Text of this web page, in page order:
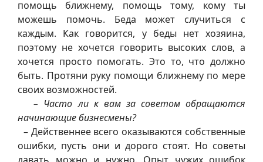
помощь ближнему, помощь тому, кому ты
можешь помочь. Беда может случиться с
каждым. Как говорится, у беды нет хозяина,
поэтому не хочется говорить высоких слов, а
хочется просто помогать. Это то, что должно
быть. Протяни руку помощи ближнему по мере
своих возможностей.
– Часто ли к вам за советом обращаются
начинающие бизнесмены?
– Действеннее всего оказываются собственные
ошибки, пусть они и дорого стоят. Но советы